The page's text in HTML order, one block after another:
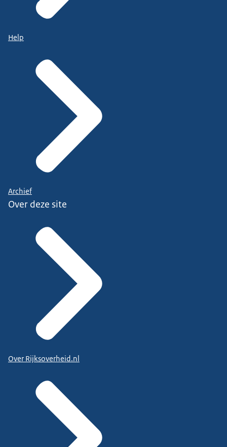
Help
Archief
Over deze site
Over Rijksoverheid.nl